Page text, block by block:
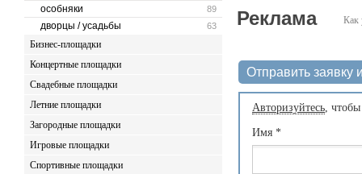
89
особняки
63
дворцы / усадьбы
Бизнес-площадки
Концертные площадки
Свадебные площадки
Летние площадки
Загородные площадки
Игровые площадки
Спортивные площадки
Как
Реклама
Отправить заявку
Авторизуйтесь,
Имя *